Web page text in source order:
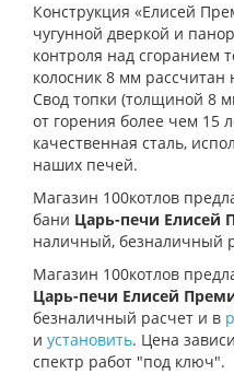
Конструкция «Елисей
чугунной дверкой и
контроля над сгоранием
колосник 8 мм рассчитан
Свод топки (толщиной 8
от горения более чем 15
качественная сталь,
наших печей.
Магазин 100котлов
бани Царь-печи
наличный, безналичный
Магазин 100котлов
Царь-печи Елисей
безналичный расчет и в
и установить. Цена
спектр работ "под ключ".